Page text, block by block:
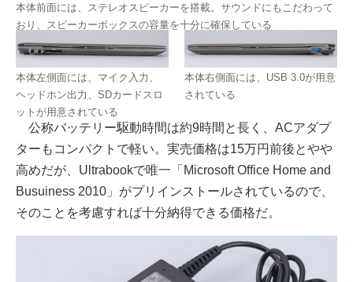
本体前面には、ステレオスピーカーを搭載。サウンドにもこだわって
おり、スピーカーボックスの容量を十分に確保している
本体左側面には、マイク入力、
ヘッドホン出力、SDカードスロ
ットが用意されている
本体右側面には、USB 3.0が用意
されている
公称バッテリー駆動時間は約9時間と長く、ACアダプ
ターもコンパクトで軽い。実売価格は15万円前後とやや
高めだが、Ultrabookで唯一「Microsoft Office Home and
Busuiness 2010」がプリインストールされているので、
そのことを考慮すれば十分納得できる価格だ。